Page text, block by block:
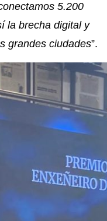
5.200
la brecha digital y
grandes ciudades”.